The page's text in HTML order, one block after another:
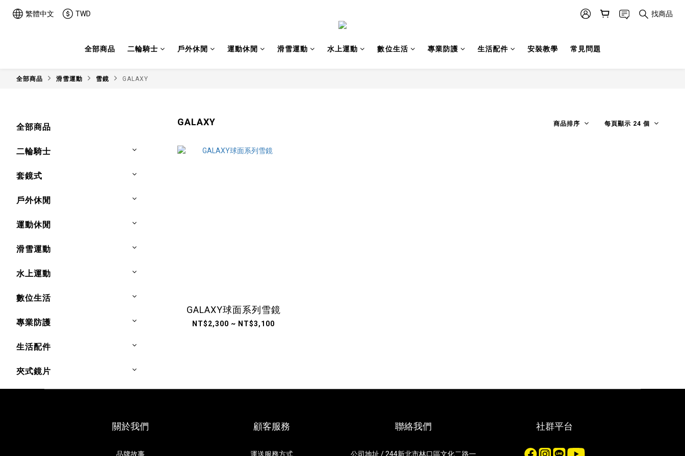
繁體中文 TWD 找商品
全部商品 二輪騎士 戶外休閒 運動休閒 滑雪運動 水上運動 數位生活 專業防護 生活配件 安裝教學 常見問題
全部商品 滑雪運動 雪鏡 GALAXY
全部商品
二輪騎士
套鏡式
戶外休閒
運動休閒
滑雪運動
水上運動
數位生活
專業防護
生活配件
夾式鏡片
GALAXY 商品排序 每頁顯示 24 個
GALAXY球面系列雪鏡
NT$2,300 ~ NT$3,100
關於我們
品牌故事
顧客服務
運送服務方式
聯絡我們
公司地址 / 244新北市林口區文化二路一
社群平台